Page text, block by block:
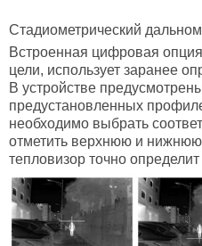
Стадиометрический
Встроенная цифровая
цели, использует заранее
В устройстве
предустановленных
необходимо выбрать
отметить верхнюю и
тепловизор точно